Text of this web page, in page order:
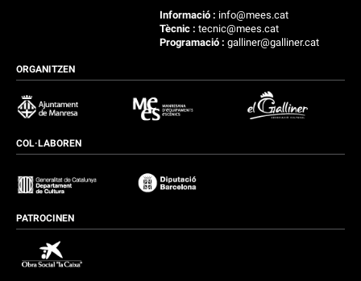
Informació : info@mees.cat
Tècnic :tecnic@mees.cat
Programació :galliner@galliner.cat
ORGANITZEN
COL·LABOREN
PATROCINEN